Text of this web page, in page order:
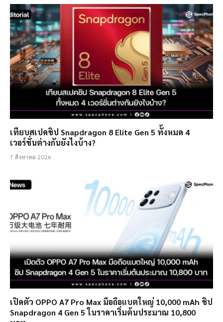
เทียบสเปคชิป Snapdragon 8 Elite Gen 5 ทั้งหมด 4
เวอร์ชั่นต่างกันยังไงบ้าง?
7 สิงหาคม 2026
เปิดตัว OPPO A7 Pro Max มือถือแบตใหญ่ 10,000 mAh ชิป
Snapdragon 4 Gen 5 ในราคาเริ่มต้นประมาณ 10,800